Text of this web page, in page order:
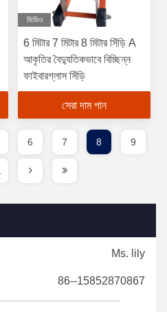
ভিডিও
6 মিটার 7 মিটার 8 মিটার সিঁড়ি A
আকৃতির বৈদ্যুতিকভাবে বিচ্ছিন্ন
ফাইবারগ্লাস সিঁড়ি
সেরা দাম পান
6 7 8 9
Ms. lily
86--15852870867